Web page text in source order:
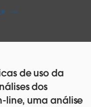
de uso da
dos
line, uma análise